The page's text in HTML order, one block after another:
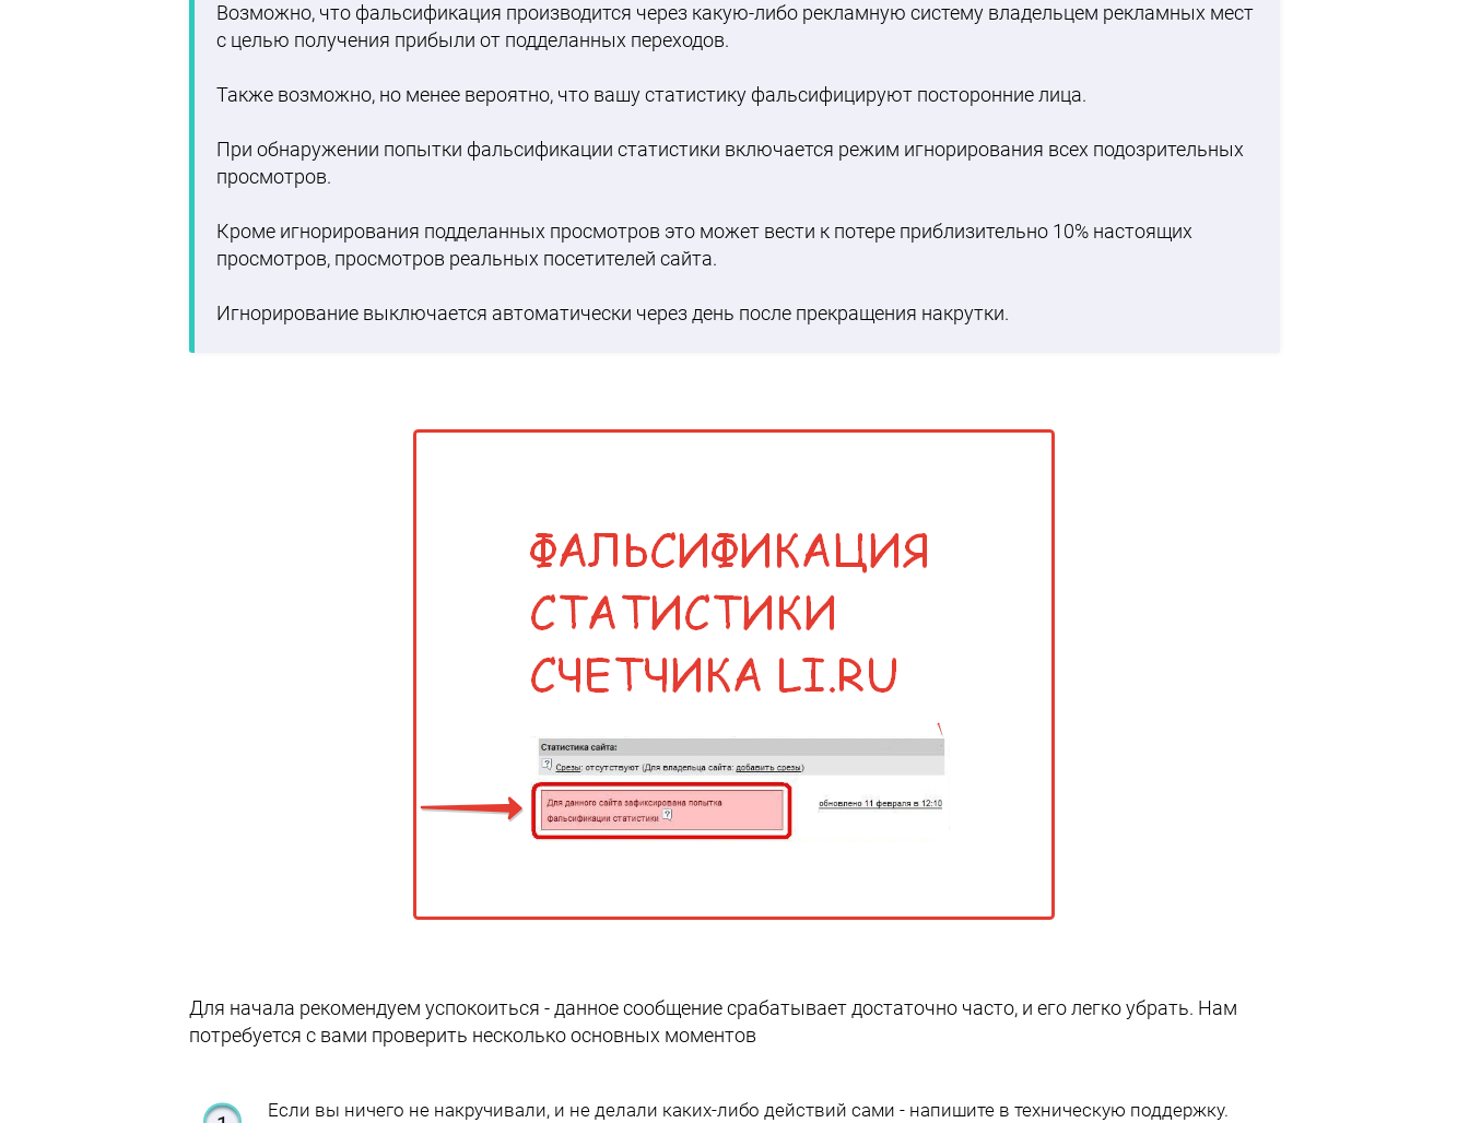
Возможно, что фальсификация производится через какую-либо рекламную систему владельцем рекламных мест
с целью получения прибыли от подделанных переходов.
Также возможно, но менее вероятно, что вашу статистику фальсифицируют посторонние лица.
При обнаружении попытки фальсификации статистики включается режим игнорирования всех подозрительных
просмотров.
Кроме игнорирования подделанных просмотров это может вести к потере приблизительно 10% настоящих
просмотров, просмотров реальных посетителей сайта.
Игнорирование выключается автоматически через день после прекращения накрутки.
Для начала рекомендуем успокоиться - данное сообщение срабатывает достаточно часто, и его легко убрать. Нам
потребуется с вами проверить несколько основных моментов
Если вы ничего не накручивали, и не делали каких-либо действий сами - напишите в техническую поддержку.